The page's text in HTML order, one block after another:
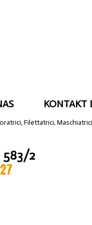
KONTAKT
Filettatrici, Maschiatrici
583/2